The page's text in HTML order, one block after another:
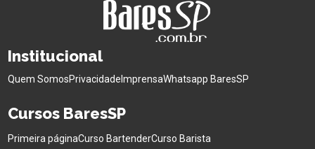
Institucional
Quem SomosPrivacidade ImprensaWhatsapp BaresSP
Cursos BaresSP
Primeira páginaCurso BartenderCurso Barista